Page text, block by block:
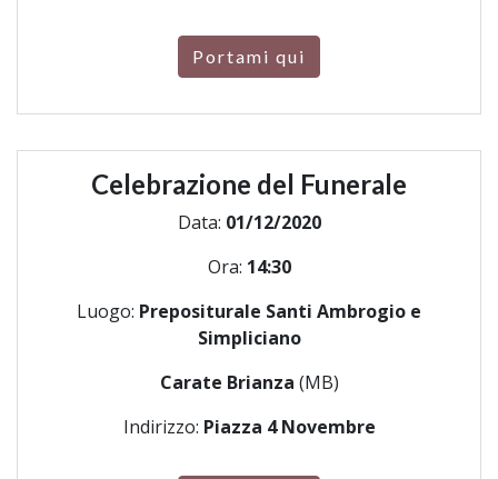
Portami qui
Celebrazione del Funerale
Data: 01/12/2020
Ora: 14:30
Luogo: Prepositurale Santi Ambrogio e
Simpliciano
Carate Brianza (MB)
Indirizzo: Piazza 4 Novembre